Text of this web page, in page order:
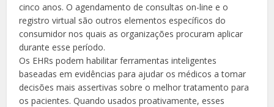
cinco anos. O agendamento de consultas on-line e o
registro virtual são outros elementos específicos do
consumidor nos quais as organizações procuram aplicar
durante esse período.
Os EHRs podem habilitar ferramentas inteligentes
baseadas em evidências para ajudar os médicos a tomar
decisões mais assertivas sobre o melhor tratamento para
os pacientes. Quando usados ​​proativamente, esses